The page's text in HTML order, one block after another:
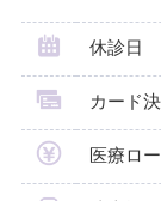
休診日
カード
医療ロ